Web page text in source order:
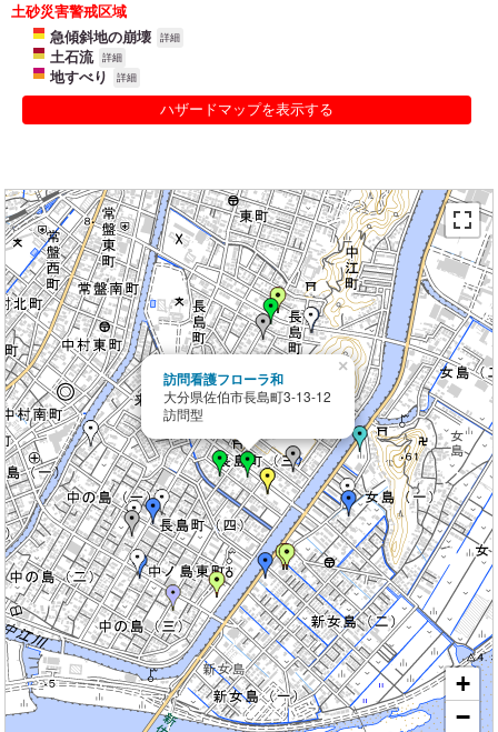
土砂災害警戒区域
急傾斜地の崩壊
詳細
土石流 詳細
地すべり 詳細
ハザードマップを表示する
訪問看護フローラ和
大分県佐伯市長島町3-13-12
訪問型
×
+
−